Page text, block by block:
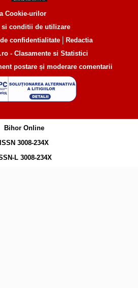
Cookie-urilor
si conditii de utilizare
confidentialitate
Redactia
postare și moderare comentarii
Bihor Online
ISSN 3008-234X
L 3008-234X